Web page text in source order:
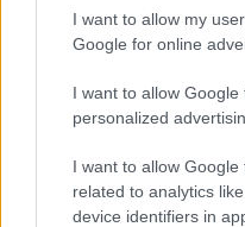
I want to allow my
Google for online
I want to allow Google
personalized
I want to allow
related to analytics
device identifiers in